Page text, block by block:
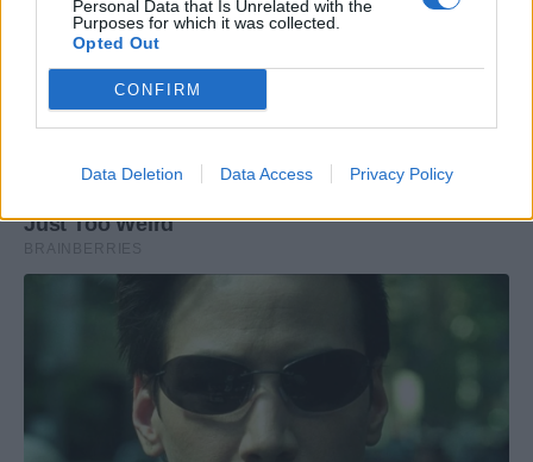
Personal Data that Is Unrelated with the
Purposes for which it was collected.
Opted Out
CONFIRM
Data Deletion Data Access Privacy Policy